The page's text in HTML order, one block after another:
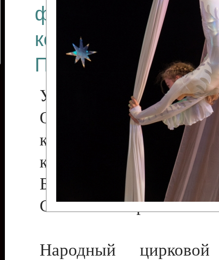
фестиваля
коллективов
Приднестровского
Участники фестиваля:
Образцовый
коллектив
культуры с.
Бендеры ,
Светлана Георгиевна
Народный цирковой